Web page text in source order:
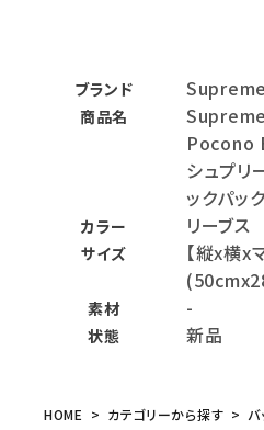
ブランド
商品名
Pocono
シュプリ
ックパック
カラー リーブス
サイズ
【縦x横x
素材 -
状態 新品
HOME カテゴリーから探す
バ